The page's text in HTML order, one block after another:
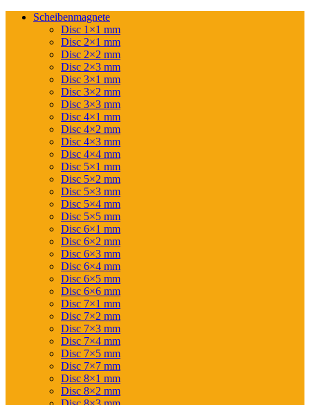
Scheibenmagnete
Disc 1×1 mm
Disc 2×1 mm
Disc 2×2 mm
Disc 2×3 mm
Disc 3×1 mm
Disc 3×2 mm
Disc 3×3 mm
Disc 4×1 mm
Disc 4×2 mm
Disc 4×3 mm
Disc 4×4 mm
Disc 5×1 mm
Disc 5×2 mm
Disc 5×3 mm
Disc 5×4 mm
Disc 5×5 mm
Disc 6×1 mm
Disc 6×2 mm
Disc 6×3 mm
Disc 6×4 mm
Disc 6×5 mm
Disc 6×6 mm
Disc 7×1 mm
Disc 7×2 mm
Disc 7×3 mm
Disc 7×4 mm
Disc 7×5 mm
Disc 7×7 mm
Disc 8×1 mm
Disc 8×2 mm